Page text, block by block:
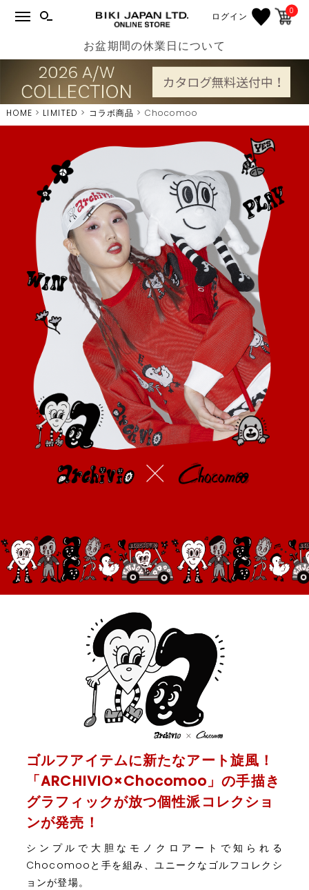
ログイン 0
お盆期間の休業日について
HOME LIMITED コラボ商品 Chocomoo
ゴルフアイテムに新たなアート旋風！
「ARCHIVIO×Chocomoo」の手描き
グラフィックが放つ個性派コレクショ
ンが発売！
シンプルで大胆なモノクロアートで知られる
Chocomooと手を組み、ユニークなゴルフコレクシ
ョンが登場。